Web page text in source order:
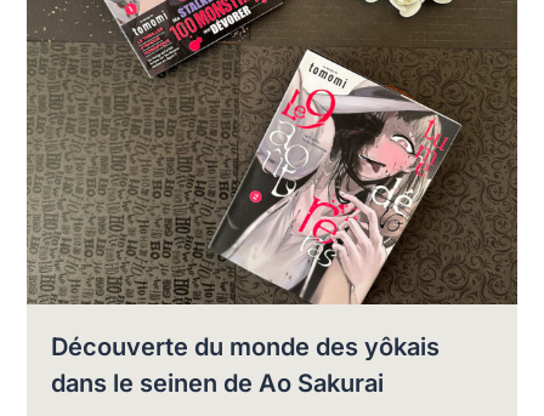
Découverte du monde des yôkais
dans le seinen de Ao Sakurai